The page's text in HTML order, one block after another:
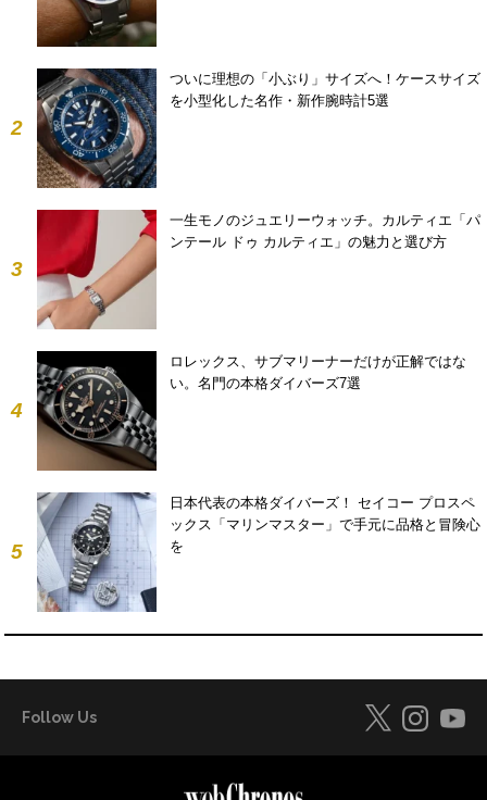
2
ついに理想の「小ぶり」サイズへ！ケースサイズ
を小型化した名作・新作腕時計5選
3
一生モノのジュエリーウォッチ。カルティエ「パ
ンテール ドゥ カルティエ」の魅力と選び方
4
ロレックス、サブマリーナーだけが正解ではな
い。名門の本格ダイバーズ7選
5
日本代表の本格ダイバーズ！ セイコー プロスペ
ックス「マリンマスター」で手元に品格と冒険心
を
Follow Us